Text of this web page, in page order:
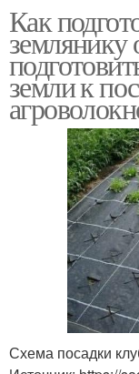
Как
земли к
Схема посадки